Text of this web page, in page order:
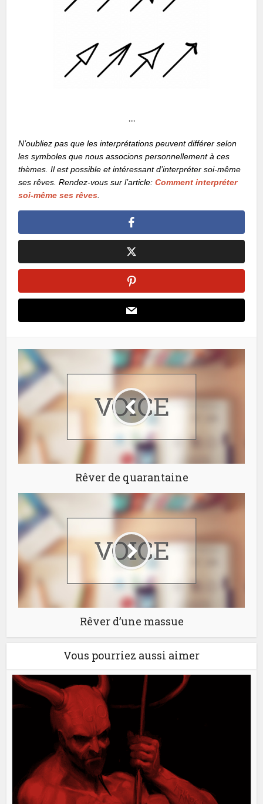
…
N’oubliez pas que les interprétations peuvent différer selon
les symboles que nous associons personnellement à ces
thèmes. Il est possible et intéressant d’interpréter soi-même
ses rêves. Rendez-vous sur l’article:Comment interpréter
soi-même ses rêves.
Rêver de quarantaine
Rêver d’une massue
Vous pourriez aussi aimer